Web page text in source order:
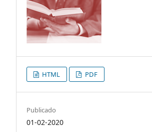
HTML PDF
Publicado
01-02-2020